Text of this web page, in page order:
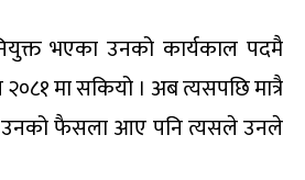
भएका उनको कार्यकाल पदमै
मा सकियो । अब त्यसपछि मात्रै
उनको फैसला आए पनि त्यसले उनले